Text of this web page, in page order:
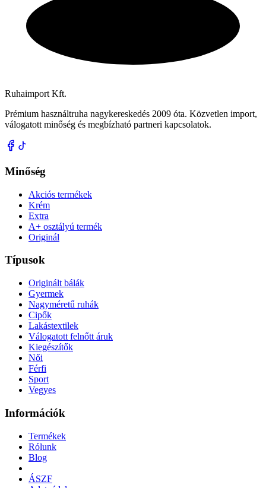
Ruhaimport Kft.
Prémium használtruha nagykereskedés 2009 óta. Közvetlen import,
válogatott minőség és megbízható partneri kapcsolatok.
Minőség
Akciós termékek
Krém
Extra
A+ osztályú termék
Originál
Típusok
Originált bálák
Gyermek
Nagyméretű ruhák
Cipők
Lakástextilek
Válogatott felnőtt áruk
Kiegészítők
Női
Férfi
Sport
Vegyes
Információk
Termékek
Rólunk
Blog
ÁSZF